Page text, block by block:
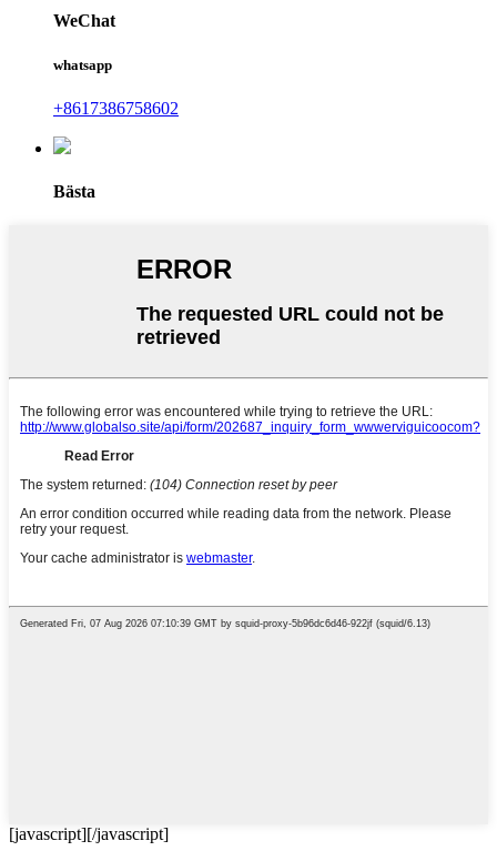
WeChat
whatsapp
+8617386758602
Bästa
[javascript][/javascript]